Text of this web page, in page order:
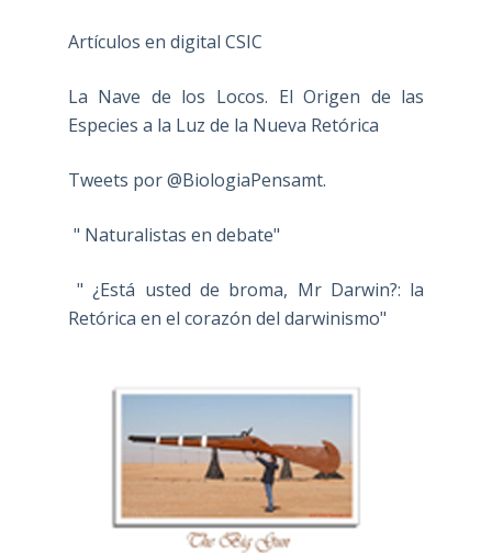
Artículos en digital CSIC
La Nave de los Locos. El Origen de las
Especies a la Luz de la Nueva Retórica
Tweets por @BiologiaPensamt.
" Naturalistas en debate"
" ¿Está usted de broma, Mr Darwin?: la
Retórica en el corazón del darwinismo"